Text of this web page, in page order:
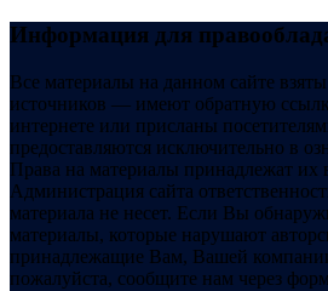
Информация для
Все материалы на данном сайте
источников — имеют обратную
интернете или присланы
предоставляются исключительно в
Права на материалы принадлежат их
Администрация сайта
материала не несет. Если Вы
материалы, которые нарушают
принадлежащие Вам, Вашей
пожалуйста, сообщите нам через